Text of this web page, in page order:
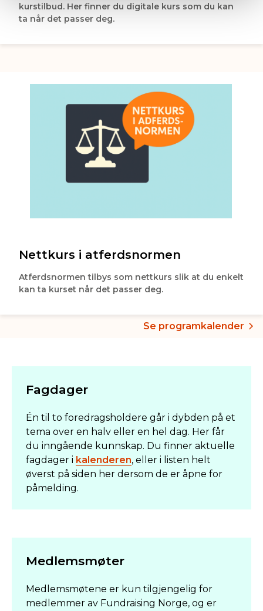
kurstilbud. Her finner du digitale kurs som du kan
ta når det passer deg.
Nettkurs i atferdsnormen
Atferdsnormen tilbys som nettkurs slik at du enkelt
kan ta kurset når det passer deg.
Se programkalender
Fagdager
Én til to foredragsholdere går i dybden på et
tema over en halv eller en hel dag. Her får
du inngående kunnskap. Du finner aktuelle
fagdager i kalenderen, eller i listen helt
øverst på siden her dersom de er åpne for
påmelding.
Medlemsmøter
Medlemsmøtene er kun tilgjengelig for
medlemmer av Fundraising Norge, og er